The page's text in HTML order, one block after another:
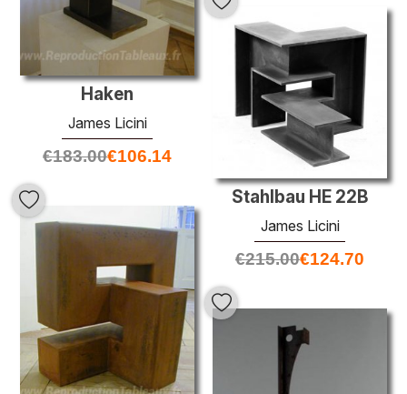
Haken
James Licini
€183.00€106.14
Stahlbau HE 22B
James Licini
€215.00€124.70